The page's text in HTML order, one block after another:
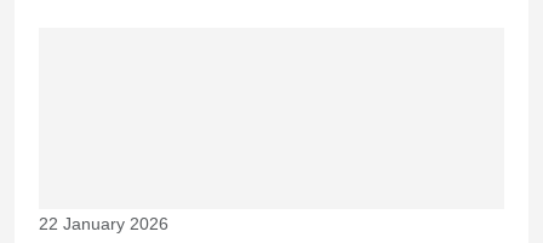
22 January 2026